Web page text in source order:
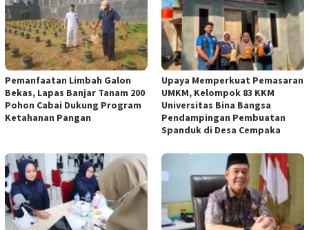
Pemanfaatan Limbah Galon
Bekas, Lapas Banjar Tanam 200
Pohon Cabai Dukung Program
Ketahanan Pangan
Upaya Memperkuat Pemasaran
UMKM, Kelompok 83 KKM
Universitas Bina Bangsa
Pendampingan Pembuatan
Spanduk di Desa Cempaka